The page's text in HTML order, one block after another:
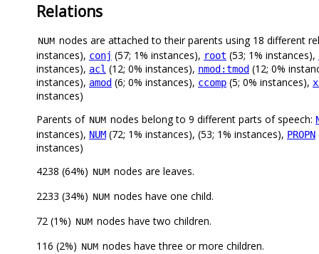
Relations
NUM nodes are attached to their parents using 18 different
instances), conj (57; 1% instances), root (53; 1% instances),
instances), acl (12; 0% instances), nmod:tmod (12; 0%
instances), amod (6; 0% instances), ccomp (5; 0% instances),
instances)
Parents of NUM nodes belong to 9 different parts of speech:
instances), NUM (72; 1% instances), (53; 1% instances), PROPN
instances)
4238 (64%) NUM nodes are leaves.
2233 (34%) NUM nodes have one child.
72 (1%) NUM nodes have two children.
116 (2%) NUM nodes have three or more children.